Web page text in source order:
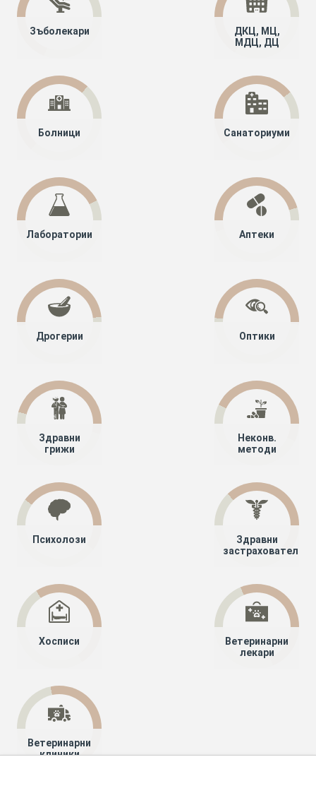
Зъболекари
ДКЦ, МЦ,
МДЦ, ДЦ
Болници Санаториуми
Лаборатории Аптеки
Дрогерии Оптики
Здравни
грижи
Неконв.
методи
Психолози
Здравни
застрахователи
Хосписи
Ветеринарни
лекари
Ветеринарни
клиники